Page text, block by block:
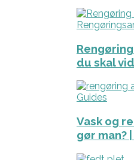
du skal
Guides
Vask og
gør man?